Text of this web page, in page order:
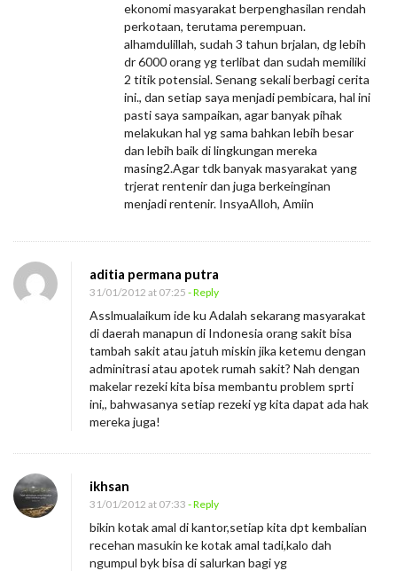
ekonomi masyarakat berpenghasilan rendah
perkotaan, terutama perempuan.
alhamdulillah, sudah 3 tahun brjalan, dg lebih
dr 6000 orang yg terlibat dan sudah memiliki
2 titik potensial. Senang sekali berbagi cerita
ini., dan setiap saya menjadi pembicara, hal ini
pasti saya sampaikan, agar banyak pihak
melakukan hal yg sama bahkan lebih besar
dan lebih baik di lingkungan mereka
masing2.Agar tdk banyak masyarakat yang
trjerat rentenir dan juga berkeinginan
menjadi rentenir. InsyaAlloh, Amiin
aditia permana putra
31/01/2012 at 07:25 - Reply
Asslmualaikum ide ku Adalah sekarang masyarakat
di daerah manapun di Indonesia orang sakit bisa
tambah sakit atau jatuh miskin jika ketemu dengan
adminitrasi atau apotek rumah sakit? Nah dengan
makelar rezeki kita bisa membantu problem sprti
ini,, bahwasanya setiap rezeki yg kita dapat ada hak
mereka juga!
ikhsan
31/01/2012 at 07:33 - Reply
bikin kotak amal di kantor,setiap kita dpt kembalian
recehan masukin ke kotak amal tadi,kalo dah
ngumpul byk bisa di salurkan bagi yg